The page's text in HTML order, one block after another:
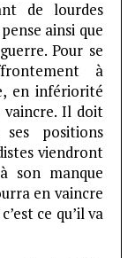
de lourdes
ainsi que
Pour se
à
en infériorité
vaincre. Il doit
positions
viendront
son manque
en vaincre
ce qu’il va